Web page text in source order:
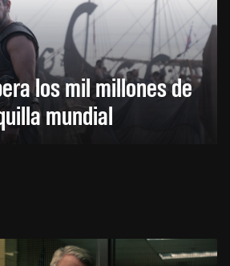
los mil millones de
mundial